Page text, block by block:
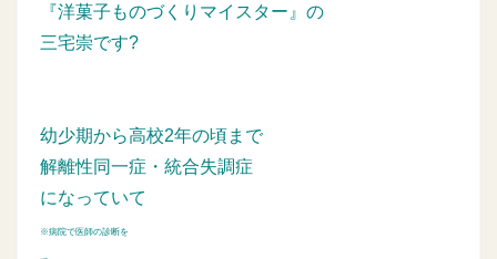
『洋菓子ものづくりマイスター』の
三宅崇です?
幼少期から高校2年の頃まで
解離性同一症・統合失調症
になっていて
※病院で医師の診断を